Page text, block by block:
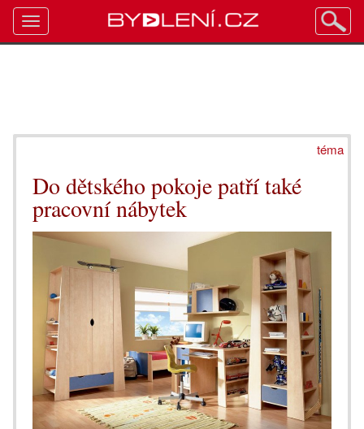
téma
Do dětského pokoje patří také
pracovní nábytek
Toggle
navigation